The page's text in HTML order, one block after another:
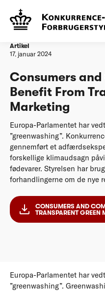
Forside
Marketing
Artikel
17. januar 2024
Consumers
Benefit From
Marketing
Europa-Parlamentet har
”greenwashing”.
gennemført et
forskellige klimaudsagn
fødevarer. Styrelsen har
forhandlingerne om de nye
CONSUMERS AND
TRANSPARENT GREEN
Europa-Parlamentet har
”greenwashing”.